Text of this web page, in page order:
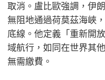
取消。盧比歐強調，伊
無阻地通過荷莫茲海峽
底線。他定義「重新開
域航行，如同在世界其
無需繳費。